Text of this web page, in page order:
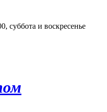
суббота и воскресенье